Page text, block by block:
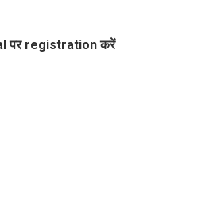
पर registration करें